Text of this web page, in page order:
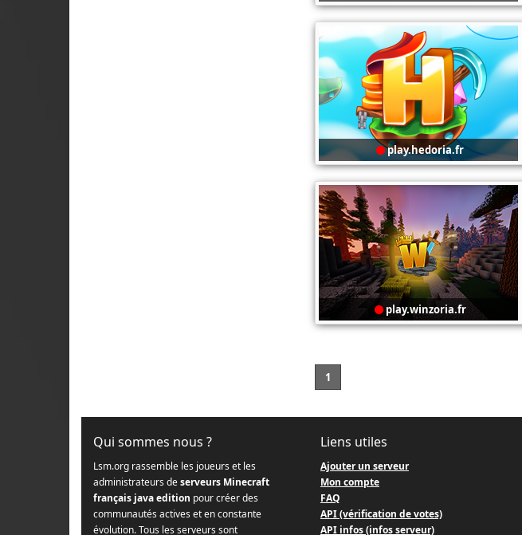
play.hedoria.fr
play.winzoria.fr
1
Qui sommes nous ?
Lsm.org rassemble les joueurs et les
administrateurs deserveurs Minecraft
français java edition pour créer des
communautés actives et en constante
évolution. Tous les serveurs sont
Liens utiles
Ajouter un serveur
Mon compte
FAQ
API (vérification de votes)
API infos (infos serveur)